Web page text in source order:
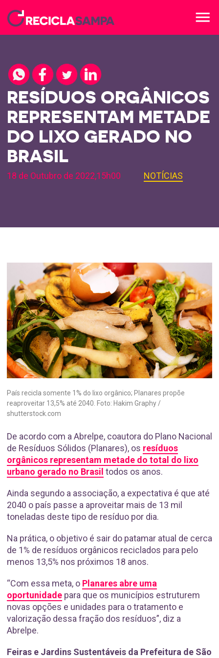
menu
RESÍDUOS ORGÂNICOS
REPRESENTAM METADE
DO LIXO GERADO NO
BRASIL
18 de Outubro de 2022,15h00 NOTÍCIAS
País recicla somente 1% do lixo orgânico; Planares propõe
reaproveitar 13,5% até 2040. Foto: Hakim Graphy /
shutterstock.com
De acordo com a Abrelpe, coautora do Plano Nacional
de Resíduos Sólidos (Planares), os resíduos
orgânicos representam metade do total do lixo
urbano gerado no Brasil todos os anos.
Ainda segundo a associação, a expectativa é que até
2040 o país passe a aproveitar mais de 13 mil
toneladas deste tipo de resíduo por dia.
Na prática, o objetivo é sair do patamar atual de cerca
de 1% de resíduos orgânicos reciclados para pelo
menos 13,5% nos próximos 18 anos.
“Com essa meta, o Planares abre uma
oportunidade para que os municípios estruturem
novas opções e unidades para o tratamento e
valorização dessa fração dos resíduos”, diz a
Abrelpe.
Feiras e Jardins Sustentáveis da Prefeitura de São